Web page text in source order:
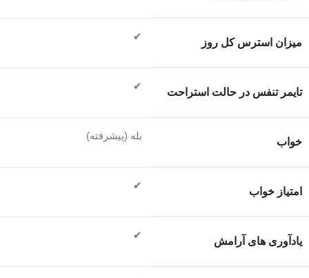
میزان استرس کل روز
✔
تایمر تنفس در حالت استراحت
✔
خواب
بله (پیشرفته)
امتیاز خواب
✔
یادآوری های آرامش
✔